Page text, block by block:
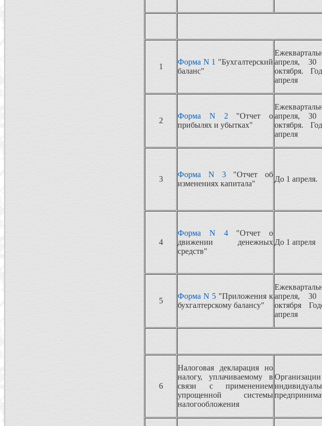
1
Форма N 1 "Бухгалтерский
баланс"
апреля,
октября.
апреля
2
Форма N 2 "Отчет о
прибылях и убытках"
апреля,
октября.
апреля
3
Форма N 3"Отчет об
изменениях капитала"
До 1 апреля.
4
Форма N 4"Отчет о
движении денежных
средств"
До 1 апреля
5
Форма N 5 "Приложения к
бухгалтерскому балансу"
апреля,
октября
апреля
6
Налоговая декларация но
налогу, уплачиваемому в
связи с применением
упрощенной системы
налогообложения